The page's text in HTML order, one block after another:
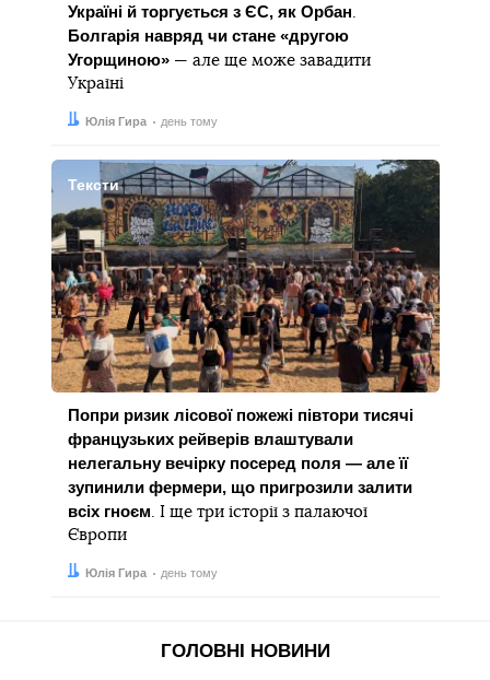
Україні й торгується з ЄС, як Орбан.
Болгарія навряд чи стане «другою
Угорщиною» — але ще може завадити
Україні
Автор:Юлія Гира
Дата: день тому
Тексти
Попри ризик лісової пожежі півтори тисячі
французьких рейверів влаштували
нелегальну вечірку посеред поля — але її
зупинили фермери, що пригрозили залити
всіх гноєм. І ще три історії з палаючої
Європи
Автор:Юлія Гира
Дата: день тому
ГОЛОВНІ НОВИНИ